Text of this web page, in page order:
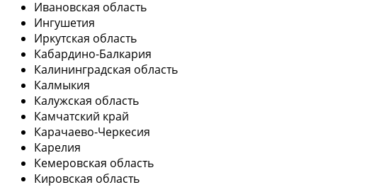
Ивановская область
Ингушетия
Иркутская область
Кабардино-Балкария
Калининградская область
Калмыкия
Калужская область
Камчатский край
Карачаево-Черкесия
Карелия
Кемеровская область
Кировская область